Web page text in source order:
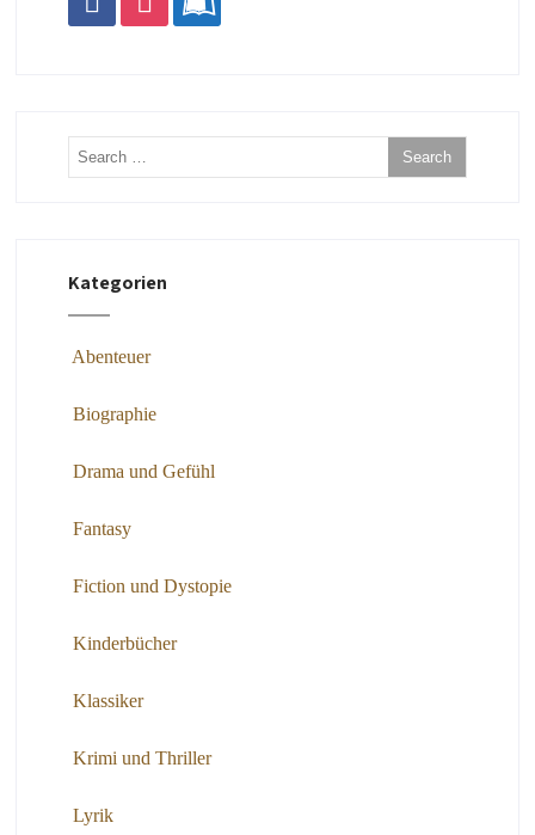
Kategorien
Abenteuer
Biographie
Drama und Gefühl
Fantasy
Fiction und Dystopie
Kinderbücher
Klassiker
Krimi und Thriller
Lyrik